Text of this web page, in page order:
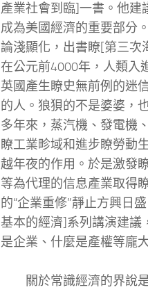
產業社會到臨]一書。他建
成為美國經濟的重要部分
論淺顯化，出書瞭[第三次
在公元前4000年，人類入
英國產生瞭史無前例的迷
的人。狼狽的不是婆婆，
多年來，蒸汽機、發電機
瞭工業畛域和進步瞭勞動
越年夜的作用。於是激發
等為代理的信息產業取得
的“企業重修”靜止方興日
基本的經濟]系列講演建議
是企業、什麼是產權等龐
關於常識經濟的界說是